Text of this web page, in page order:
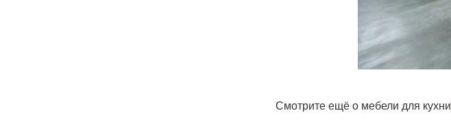
Смотрите ещё о мебели для кухни